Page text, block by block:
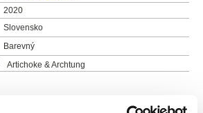
2020
Slovensko
Barevný
Artichoke & Archtung